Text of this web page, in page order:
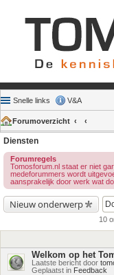
Snelle links V&A
Forumoverzicht
Diensten
Forumregels
Tomosforum.nl staat er niet
medeforummers wordt
aansprakelijk door werk wat
Nieuw onderwerp
10
Welkom op het
Laatste bericht door
Geplaatst in Feedback